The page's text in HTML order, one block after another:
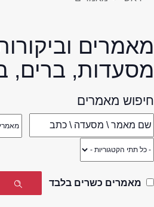
מאמרים
מסעדות, ברים,
חיפוש מאמרים
מאמרים כשרים בלבד